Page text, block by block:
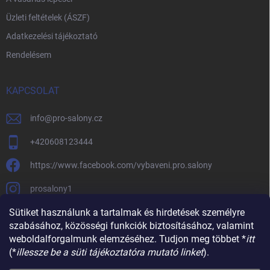
Sütiket használunk a tartalmak és hirdetések személyre
szabásához, közösségi funkciók biztosításához, valamint
weboldalforgalmunk elemzéséhez. Tudjon meg többet *itt
(*illessze be a süti tájékoztatóra mutató linket).
Üzleti feltételek (ÁSZF)
Adatkezelési tájékoztató
Rendelésem
KAPCSOLAT
info@pro-salony.cz
+420608123444
https://www.facebook.com/vybaveni.pro.salony
prosalony1